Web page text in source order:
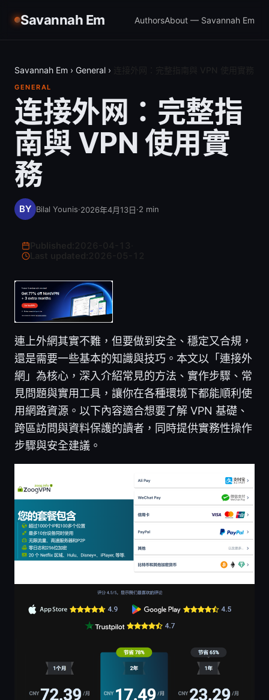
Savannah Em AuthorsAbout — Savannah Em
Savannah Em › General ›
GENERAL
连接外网：完整指
南與 VPN 使用實
務
Bilal Younis·2026年4月13日·2 min
Last updated:
連上外網其實不難，但要做到安全、穩定又合規，
還是需要一些基本的知識與技巧。本文以「連接外
網」為核心，深入介紹常見的方法、實作步驟、常
見問題與實用工具，讓你在各種環境下都能順利使
用網路資源。以下內容適合想要了解 VPN 基礎、
跨區訪問與資料保護的讀者，同時提供實務性操作
步驟與安全建議。